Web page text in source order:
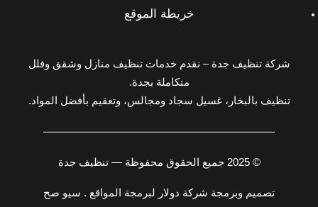
خريطة الموقع
شركة تنظيف جدة – نقدم خدمات تنظيف منازل وشقق وفلل
متكاملة بجدة.
تنظيف بالبخار، غسيل سجاد ومجالس، وتعقيم بأفضل المواد.
© 2025 جميع الحقوق محفوظة — تنظيف جدة
تصميم وبرمجة شركة دولار لبرمجة المواقع . سيو صح